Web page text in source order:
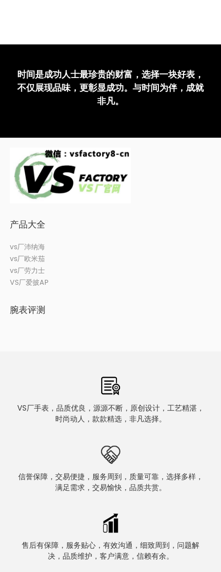
时间是成功人士最珍贵的财富，选择一块好表，
不仅展现品味，更彰显成功。与时间为伴，成就
非凡。
产品大全
vs厂沛纳海
vs厂欧米茄
vs厂劳力士
VS厂爱披AP
腕表评测
VS厂手表，品质优良，源源不断，原创设计，工艺精湛，
时尚动人，款款精选，非凡选择。
信誉保障，交易便捷，服务周到，质量可靠，选择多样，
满足需求，交易愉快，品质共赏。
售后有保障，服务贴心，有效沟通，细致周到，问题解
决，品质维护，客户满意，信赖有余。